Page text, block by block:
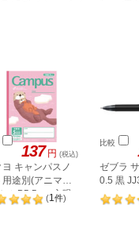
137 円 (税込)
ヨ キャンパスノ
用途別(アニマル
ミB5 5mm方眼
コ
(1件)
比較
ゼブラ
0.5 黒